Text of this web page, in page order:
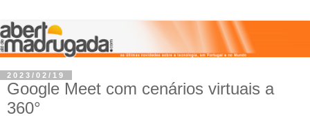
2023/02/19
Google Meet com cenários virtuais a
360°